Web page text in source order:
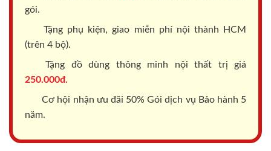
gói.
Tặng phụ kiện, giao miễn phí nội thành HCM
(trên 4 bộ).
Tặng đồ dùng thông minh nội thất trị giá
250.000đ.
Cơ hội nhận ưu đãi 50% Gói dịch vụ Bảo hành 5
năm.